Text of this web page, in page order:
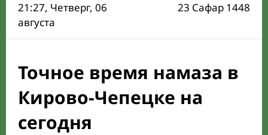
Время Сухура и Ифтара на сегодня
Календарь рамадана
Направление киблы
21:27, Четверг, 06
августа
23 Сафар 1448
Точное время намаза в
Кирово-Чепецке на
сегодня